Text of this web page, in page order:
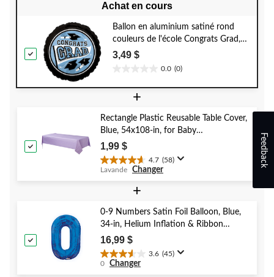
Achat en cours
Ballon en aluminium satiné rond
couleurs de l'école Congrats Grad,
bleu pâle, 18 po, gonflement à
l'hélium et ruban inclus, pour remise
3,49 $
0.0 (0)
étoile(s)
+
Rectangle Plastic Reusable Table Cover,
Blue, 54x108-in, for Baby
Shower/Hanukkah/Birthday Party
1,99 $
4.7 (58)
4.7
58
évaluations
Lavande Changer
+
0-9 Numbers Satin Foil Balloon, Blue,
34-in, Helium Inflation & Ribbon
Included for Birthday/Graduation/New
Year's Eve/Anniversary
16,99 $
3.6 (45)
3.6
étoile(s)
0 Changer
Feedback